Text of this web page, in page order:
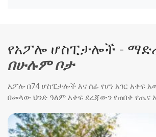
የአፖሎ ሆስፒታሎች -
በሁሉም ቦታ
አፖሎ በ74 ሆስፒታሎች እና ሰፊ የሆነ አገር አቀፍ
በመላው ህንድ ዓለም አቀፍ ደረጃውን የጠበቀ የጤና